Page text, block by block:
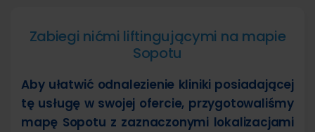
Zabiegi nićmi liftingującymi na mapie
Sopotu
Aby ułatwić odnalezienie kliniki posiadającej
tę usługę w swojej ofercie, przygotowaliśmy
mapę Sopotu z zaznaczonymi lokalizacjami